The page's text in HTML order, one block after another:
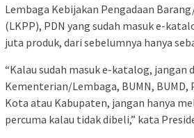
Lembaga Kebijakan Pengadaan
(LKPP), PDN yang sudah masuk e-
juta produk, dari sebelumnya hanya
“Kalau sudah masuk e-katalog, jangan
Kementerian/Lembaga, BUMN,
Kota atau Kabupaten, jangan hanya
percuma kalau tidak dibeli,” kata